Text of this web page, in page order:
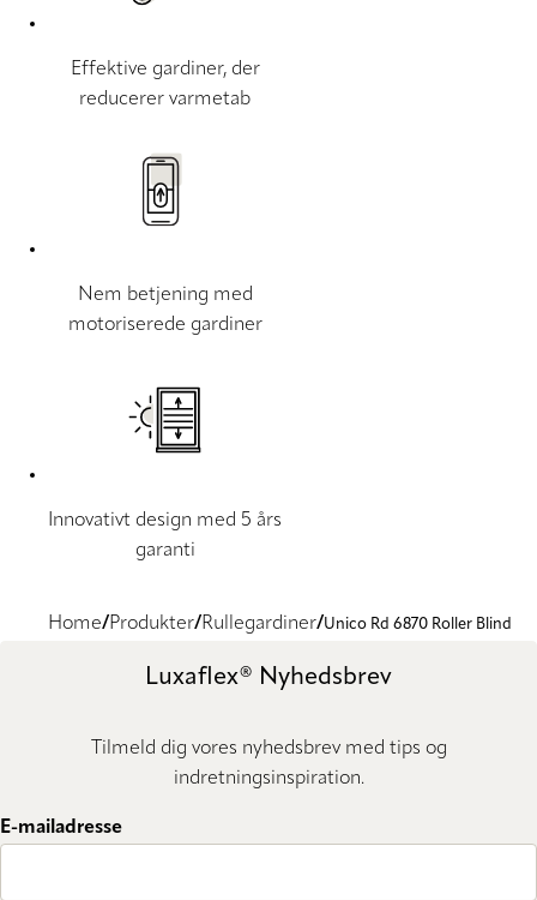
Effektive gardiner, der
reducerer varmetab
Nem betjening med
motoriserede gardiner
Innovativt design med 5 års
garanti
Home Produkter Rullegardiner Unico Rd 6870 Roller Blind
Luxaflex® Nyhedsbrev
Tilmeld dig vores nyhedsbrev med tips og
indretningsinspiration.
E-mailadresse